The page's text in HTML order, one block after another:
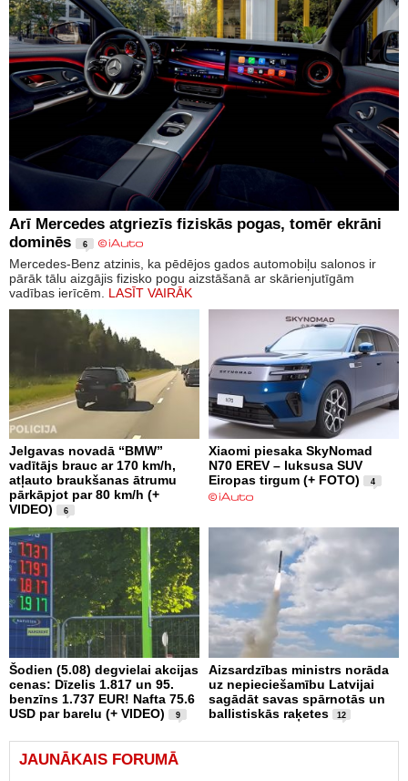
Arī Mercedes atgriezīs fiziskās pogas, tomēr ekrāni
dominēs
6
Mercedes-Benz atzinis, ka pēdējos gados automobiļu salonos ir
pārāk tālu aizgājis fizisko pogu aizstāšanā ar skārienjutīgām
vadības ierīcēm. LASĪT VAIRĀK
Jelgavas novadā “BMW”
vadītājs brauc ar 170 km/h,
atļauto braukšanas ātrumu
pārkāpjot par 80 km/h (+
VIDEO)
6
Xiaomi piesaka SkyNomad
N70 EREV – luksusa SUV
Eiropas tirgum (+ FOTO)
4
Šodien (5.08) degvielai akcijas
cenas: Dīzelis 1.817 un 95.
benzīns 1.737 EUR! Nafta 75.6
USD par barelu (+ VIDEO)
9
Aizsardzības ministrs norāda
uz nepieciešamību Latvijai
sagādāt savas spārnotās un
ballistiskās raķetes
12
JAUNĀKAIS FORUMĀ